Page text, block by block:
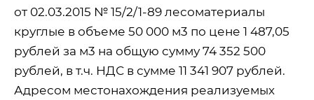
от 02.03.2015 № 15/2/1-89 лесоматериалы
круглые в объеме 50 000 м3 по цене 1 487,05
рублей за м3 на общую сумму 74 352 500
рублей, в т.ч. НДС в сумме 11 341 907 рублей.
Адресом местонахождения реализуемых